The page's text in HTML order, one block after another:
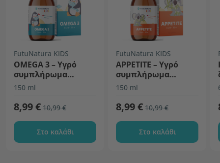
FutuNatura KIDS
OMEGA 3 – Υγρό
συμπλήρωμα
διατροφής για
150 ml
8,99 € 10,99 €
Στο καλάθι
FutuNatura KIDS
APPETITE – Υγρό
συμπλήρωμα
διατροφής για
150 ml
8,99 € 10,99 €
Στο καλάθι